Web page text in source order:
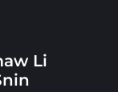
Li